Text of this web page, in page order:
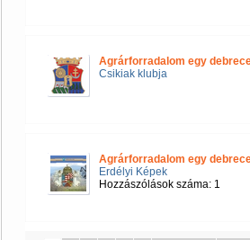
Agrárforradalom egy
Csikiak klubja
Agrárforradalom egy
Erdélyi Képek
Hozzászólások száma: 1